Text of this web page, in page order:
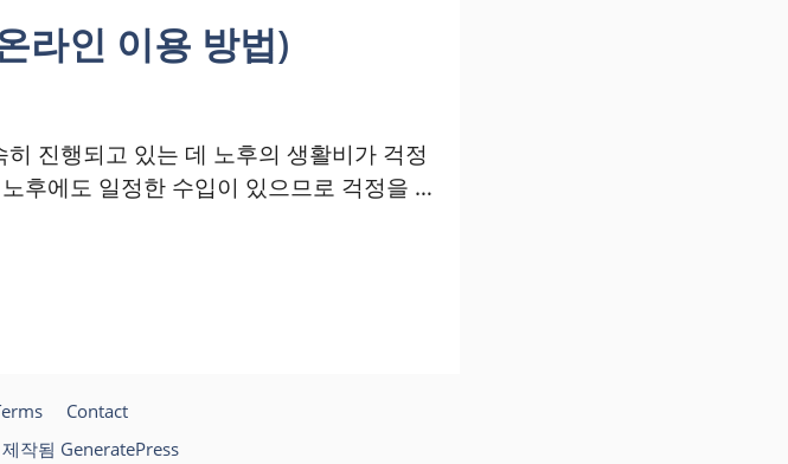
라인 이용 방법)
진행되고 있는 데 노후의 생활비가 걱정
후에도 일정한 수입이 있으므로 걱정을 …
Contact
제작됨 GeneratePress